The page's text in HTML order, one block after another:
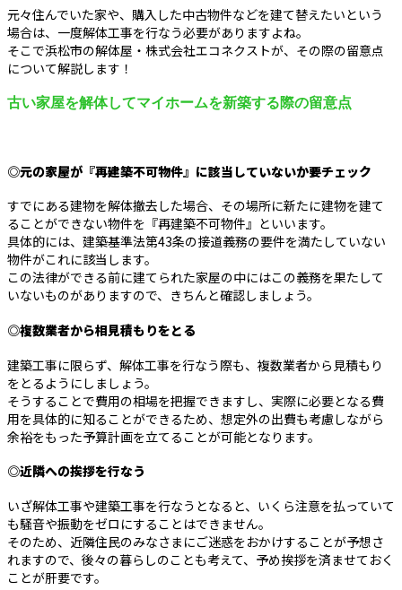
元々住んでいた家や、購入した中古物件などを建て替えたいという
場合は、一度解体工事を行なう必要がありますよね。
そこで浜松市の解体屋・株式会社エコネクストが、その際の留意点
について解説します！
古い家屋を解体してマイホームを新築する際の留意点
◎元の家屋が『再建築不可物件』に該当していないか要チェック
すでにある建物を解体撤去した場合、その場所に新たに建物を建て
ることができない物件を『再建築不可物件』といいます。
具体的には、建築基準法第43条の接道義務の要件を満たしていない
物件がこれに該当します。
この法律ができる前に建てられた家屋の中にはこの義務を果たして
いないものがありますので、きちんと確認しましょう。
◎複数業者から相見積もりをとる
建築工事に限らず、解体工事を行なう際も、複数業者から見積もり
をとるようにしましょう。
そうすることで費用の相場を把握できますし、実際に必要となる費
用を具体的に知ることができるため、想定外の出費も考慮しながら
余裕をもった予算計画を立てることが可能となります。
◎近隣への挨拶を行なう
いざ解体工事や建築工事を行なうとなると、いくら注意を払っていて
も騒音や振動をゼロにすることはできません。
そのため、近隣住民のみなさまにご迷惑をおかけすることが予想さ
れますので、後々の暮らしのことも考えて、予め挨拶を済ませておく
ことが肝要です。